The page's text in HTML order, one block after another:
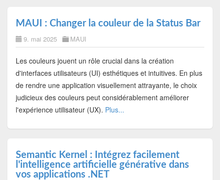
MAUI : Changer la couleur de la Status Bar
9. mai 2025 MAUI
Les couleurs jouent un rôle crucial dans la création
d'interfaces utilisateurs (UI) esthétiques et intuitives. En plus
de rendre une application visuellement attrayante, le choix
judicieux des couleurs peut considérablement améliorer
l'expérience utilisateur (UX). Plus...
Semantic Kernel : Intégrez facilement
l'intelligence artificielle générative dans
vos applications .NET